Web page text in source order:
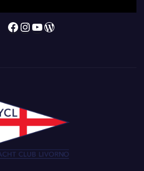
Facebook Instagram YouTube WordPress